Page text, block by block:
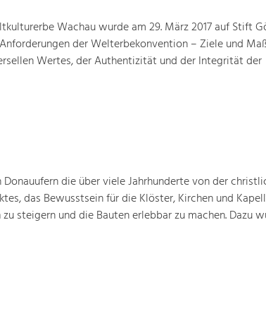
Wachau wurde am 29. März 2017 auf Stift
der Welterbekonvention – Ziele und
Wertes, der Authentizität und der Integrität der
die über viele Jahrhunderte von der
das Bewusstsein für die Klöster, Kirchen und
steigern und die Bauten erlebbar zu machen. Dazu